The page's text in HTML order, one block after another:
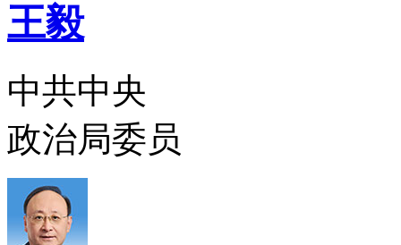
王毅
中共中央
政治局委员